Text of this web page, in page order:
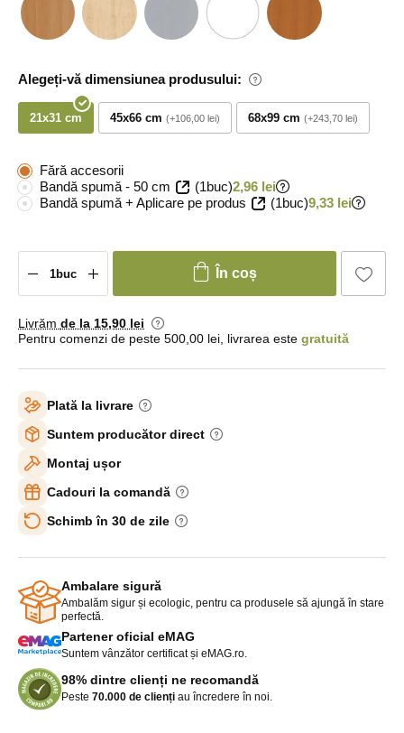
Alegeți-vă dimensiunea produsului:
21x31 cm 45x66 cm +106,00 lei 68x99 cm +243,70 lei
Fără accesorii
Bandă spumă - 50 cm
(1buc)2,96 lei
Bandă spumă + Aplicare pe produs
(1buc)9,33 lei
În coș
Livrăm de la 15,90 lei
Pentru comenzi de peste 500,00 lei, livrarea este gratuită
Plată la livrare
Suntem producător direct
Montaj ușor
Cadouri la comandă
Schimb în 30 de zile
Ambalare sigură
Ambalăm sigur și ecologic, pentru ca produsele să ajungă în stare
perfectă.
Partener oficial eMAG
Suntem vânzător certificat și eMAG.ro.
98% dintre clienți ne recomandă
Peste 70.000 de clienți au încredere în noi.